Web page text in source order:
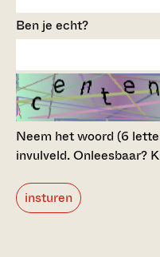
Ben je echt?
Neem het woord (6
invulveld.Onleesbaar?
insturen